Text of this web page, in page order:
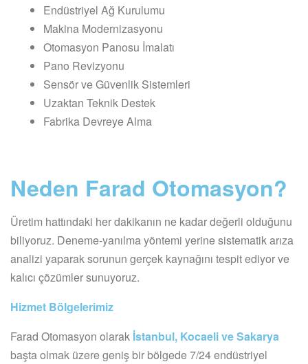
Endüstriyel Ağ Kurulumu
Makina Modernizasyonu
Otomasyon Panosu İmalatı
Pano Revizyonu
Sensör ve Güvenlik Sistemleri
Uzaktan Teknik Destek
Fabrika Devreye Alma
Neden Farad Otomasyon?
Üretim hattındaki her dakikanın ne kadar değerli olduğunu
biliyoruz. Deneme-yanılma yöntemi yerine sistematik arıza
analizi yaparak sorunun gerçek kaynağını tespit ediyor ve
kalıcı çözümler sunuyoruz.
Hizmet Bölgelerimiz
Farad Otomasyon olarak İstanbul, Kocaeli ve Sakarya
başta olmak üzere geniş bir bölgede 7/24 endüstriyel